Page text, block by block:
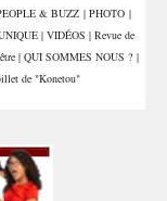
& BUZZ | PHOTO |
| VIDÉOS | Revue de
| QUI SOMMES NOUS ? |
de "Konetou"